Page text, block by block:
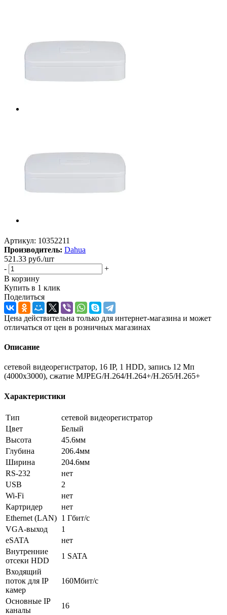
Артикул: 10352211
Производитель: Dahua
521.33 руб./шт
-
+
В корзину
Купить в 1 клик
Поделиться
Цена действительна только для интернет-магазина и может
отличаться от цен в розничных магазинах
Описание
сетевой видеорегистратор, 16 IP, 1 HDD, запись 12 Мп
(4000x3000), сжатие MJPEG/H.264/H.264+/H.265/H.265+
Характеристики
Тип
сетевой видеорегистратор
Цвет
Белый
Высота
45.6мм
Глубина
206.4мм
Ширина
204.6мм
RS-232
нет
USB
2
Wi-Fi
нет
Картридер
нет
Ethernet (LAN) 1 Гбит/с
VGA-выход
1
eSATA
нет
Внутренние
отсеки HDD
1 SATA
Входящий
поток для IP
камер
160Мбит/с
Основные IP
каналы
16